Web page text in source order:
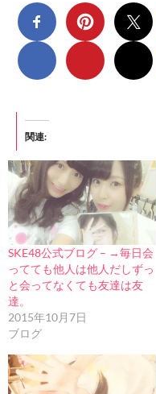
関連
SKE48公式ブログ – →毎日会
ってても他人は他人だしずっ
と会ってなくても友達は友
達。
2015年10月7日
ブログ